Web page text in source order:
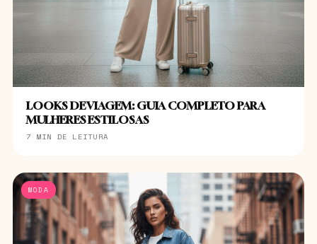
LOOKS DE VIAGEM: GUIA COMPLETO PARA
MULHERES ESTILOSAS
7 MIN DE LEITURA
MODA